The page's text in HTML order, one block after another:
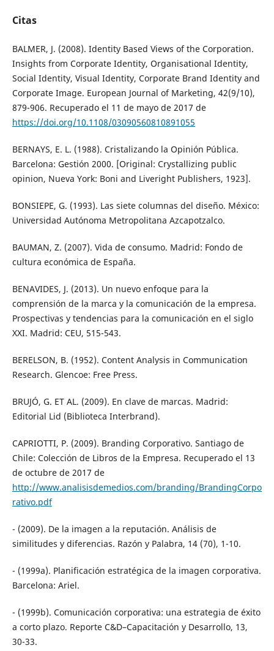
Citas
BALMER, J. (2008). Identity Based Views of the Corporation.
Insights from Corporate Identity, Organisational Identity,
Social Identity, Visual Identity, Corporate Brand Identity and
Corporate Image. European Journal of Marketing, 42(9/10),
879-906. Recuperado el 11 de mayo de 2017 de
https://doi.org/10.1108/03090560810891055
BERNAYS, E. L. (1988). Cristalizando la Opinión Pública.
Barcelona: Gestión 2000. [Original: Crystallizing public
opinion, Nueva York: Boni and Liveright Publishers, 1923].
BONSIEPE, G. (1993). Las siete columnas del diseño. México:
Universidad Autónoma Metropolitana Azcapotzalco.
BAUMAN, Z. (2007). Vida de consumo. Madrid: Fondo de
cultura económica de España.
BENAVIDES, J. (2013). Un nuevo enfoque para la
comprensión de la marca y la comunicación de la empresa.
Prospectivas y tendencias para la comunicación en el siglo
XXI. Madrid: CEU, 515-543.
BERELSON, B. (1952). Content Analysis in Communication
Research. Glencoe: Free Press.
BRUJÓ, G. ET AL. (2009). En clave de marcas. Madrid:
Editorial Lid (Biblioteca Interbrand).
CAPRIOTTI, P. (2009). Branding Corporativo. Santiago de
Chile: Colección de Libros de la Empresa. Recuperado el 13
de octubre de 2017 de
http://www.analisisdemedios.com/branding/BrandingCorpo
rativo.pdf
- (2009). De la imagen a la reputación. Análisis de
similitudes y diferencias. Razón y Palabra, 14 (70), 1-10.
- (1999a). Planificación estratégica de la imagen corporativa.
Barcelona: Ariel.
- (1999b). Comunicación corporativa: una estrategia de éxito
a corto plazo. Reporte C&D–Capacitación y Desarrollo, 13,
30-33.